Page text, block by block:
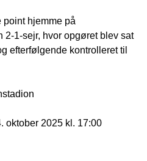
point hjemme på
2-1-sejr, hvor opgøret blev sat
efterfølgende kontrolleret til
oktober 2025 kl. 17:00